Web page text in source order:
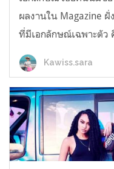
ผลงานใน Magazine
ที่มีเอกลักษณ์เฉพาะตัว
Kawiss.sara